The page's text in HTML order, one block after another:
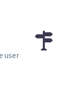
user

